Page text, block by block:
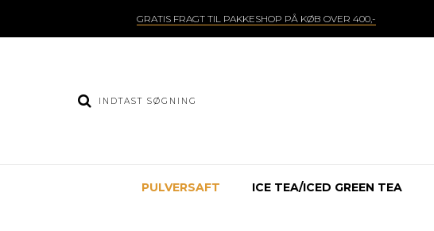
GRATIS FRAGT TIL PAKKESHOP PÅ KØB OVER 400,-
PULVERSAFT ICE TEA/ICED GREEN TEA